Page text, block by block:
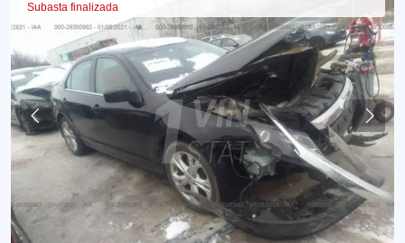
Subasta finalizada